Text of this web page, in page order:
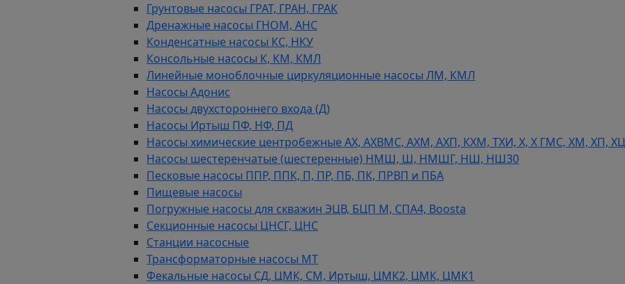
Грунтовые насосы ГРАТ, ГРАН, ГРАК
Дренажные насосы ГНОМ, АНС
Конденсатные насосы КС, НКУ
Консольные насосы К, КМ, КМЛ
Линейные моноблочные циркуляционные насосы ЛМ, КМЛ
Насосы Адонис
Насосы двухстороннего входа (Д)
Насосы Иртыш ПФ, НФ, ПД
Насосы химические центробежные АХ, АХВМС, АХМ, АХП, КХМ, ТХИ, Х, Х ГМС, ХМ, ХП,
Насосы шестеренчатые (шестеренные) НМШ, Ш, НМШГ, НШ, НШ30
Песковые насосы ППР, ППК, П, ПР, ПБ, ПК, ПРВП и ПБА
Пищевые насосы
Погружные насосы для скважин ЭЦВ, БЦП М, СПА4, Boosta
Секционные насосы ЦНСГ, ЦНС
Станции насосные
Трансформаторные насосы МТ
Фекальные насосы СД, ЦМК, СМ, Иртыш, ЦМК2, ЦМК, ЦМК1